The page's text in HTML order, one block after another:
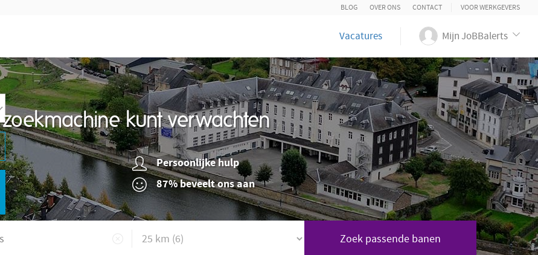
BLOG OVER ONS CONTACT VOOR WERKGEVERS
Vacatures Mijn JoBBalerts
kunt verwachten
Persoonlijke hulp
87% beveelt ons aan
Zoek passende banen